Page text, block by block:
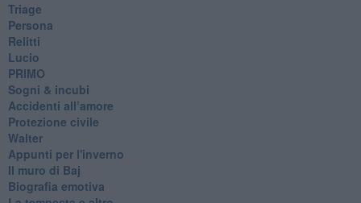
Triage
Persona
Relitti
Lucio
PRIMO
Sogni & incubi
Accidenti all’amore
Protezione civile
Walter
Appunti per l'inverno
Il muro di Baj
Biografia emotiva